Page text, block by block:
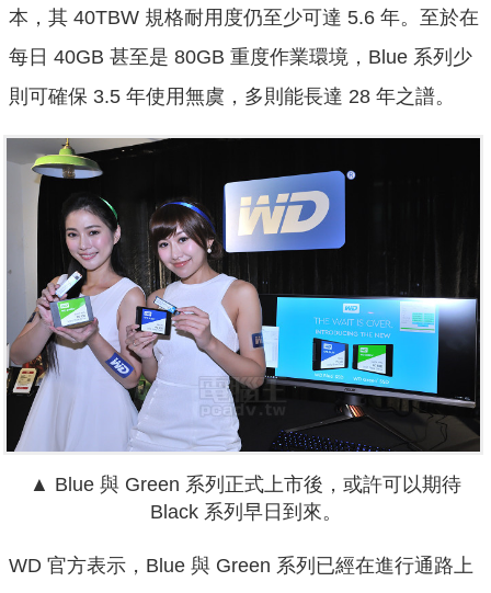
本，其 40TBW 規格耐用度仍至少可達 5.6 年。至於在
每日 40GB 甚至是 80GB 重度作業環境，Blue 系列少
則可確保 3.5 年使用無虞，多則能長達 28 年之譜。
▲ Blue 與 Green 系列正式上市後，或許可以期待
Black 系列早日到來。
WD 官方表示，Blue 與 Green 系列已經在進行通路上